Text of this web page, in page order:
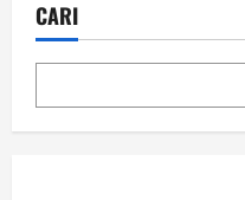
Bitcoin
Tumbang
CARI